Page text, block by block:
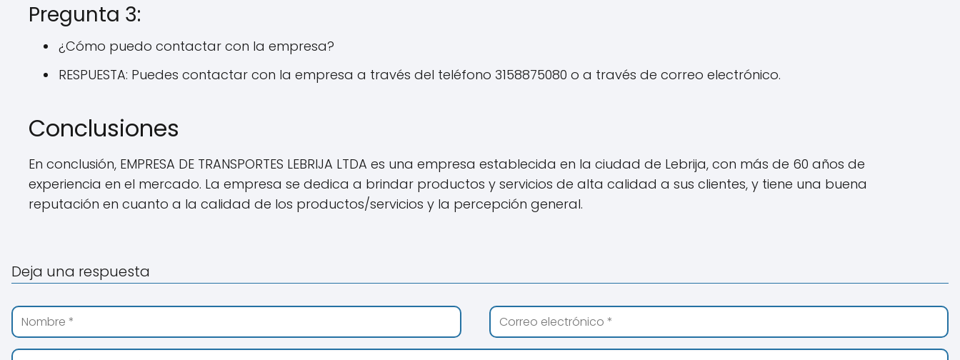
Pregunta 3:
¿Cómo puedo contactar con la empresa?
RESPUESTA: Puedes contactar con la empresa a través del teléfono 3158875080 o a través de correo electrónico.
Conclusiones
En conclusión, EMPRESA DE TRANSPORTES LEBRIJA LTDA es una empresa establecida en la ciudad de Lebrija, con más de 60 años de
experiencia en el mercado. La empresa se dedica a brindar productos y servicios de alta calidad a sus clientes, y tiene una buena
reputación en cuanto a la calidad de los productos/servicios y la percepción general.
Deja una respuesta